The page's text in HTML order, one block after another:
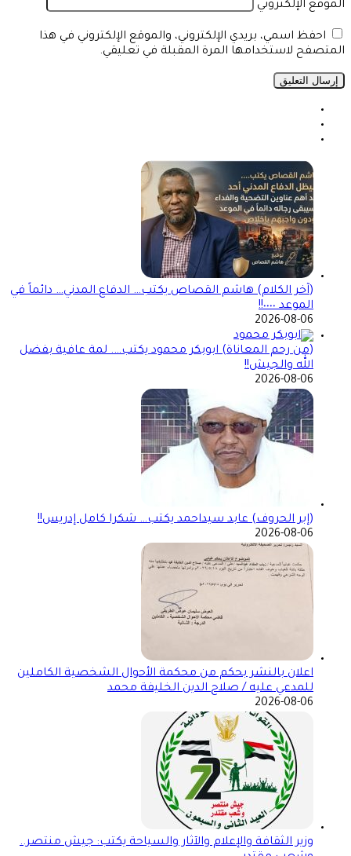
الموقع الإلكتروني
احفظ اسمي، بريدي الإلكتروني، والموقع الإلكتروني في هذا
المتصفح لاستخدامها المرة المقبلة في تعليقي.
(آخر الكلام) هاشم القصاص يكتب… الدفاع المدني… دائماً في
الموعد ٠٠٠٠!!
2026-08-06
(من رحم المعاناة) ابوبكر محمود يكتب…. لمة عافية بفضل
الله والجيش!!
2026-08-06
(إبر الحروف) عابد سيداحمد يكتب… شكرا كامل إدريس!!
2026-08-06
اعلان بالنشر بحكم من محكمة الأحوال الشخصية الكاملين
للمدعي عليه / صلاح الدين الخليفة محمد
2026-08-06
وزير الثقافة والإعلام والآثار والسياحة يكتب: جيش منتصر..